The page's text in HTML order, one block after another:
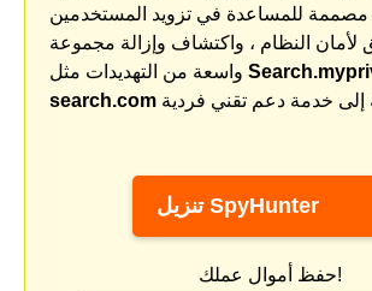
مصممة للمساعدة في تزويد المستخدمين
لأمان النظام ، واكتشاف وإزالة مجموعة
search.com
تنزيل SpyHunter
حفظ أموال عملك!